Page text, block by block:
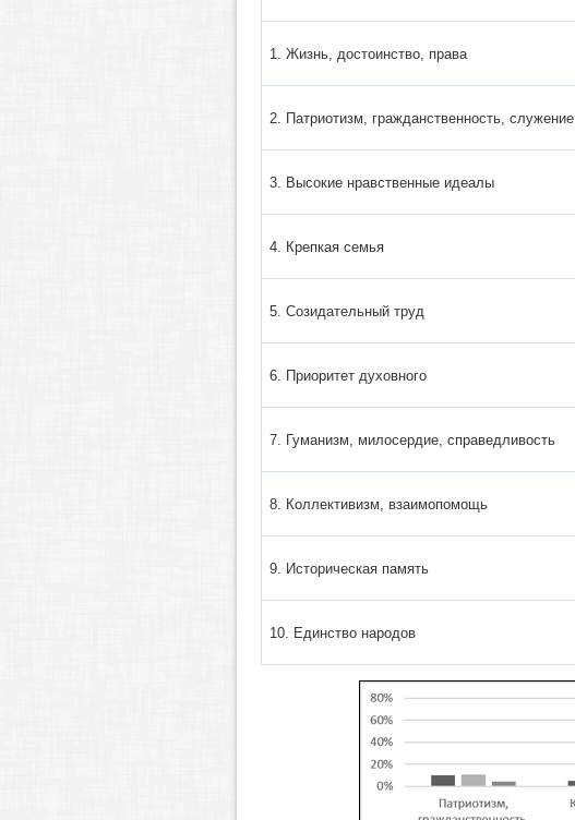
1. Жизнь, достоинство, права
2. Патриотизм, гражданственность, служение
3. Высокие нравственные идеалы
4. Крепкая семья
5. Созидательный труд
6. Приоритет духовного
7. Гуманизм, милосердие, справедливость
8. Коллективизм, взаимопомощь
9. Историческая память
10. Единство народов